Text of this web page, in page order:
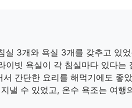
실 3개와 욕실 3개를 갖추고 있
이빗 욕실이 각 침실마다 있다는
간단한 요리를 해먹기에도 좋
낼 수 있었고, 온수 욕조는 여행